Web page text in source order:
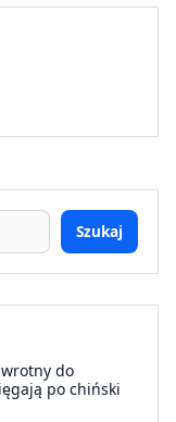
Szukaj
do
po chiński